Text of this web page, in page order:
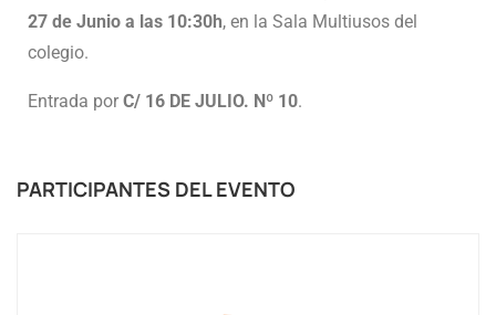
27 de Junio a las 10:30h, en la Sala Multiusos del
colegio.
Entrada por C/ 16 DE JULIO. Nº 10.
PARTICIPANTES DEL EVENTO